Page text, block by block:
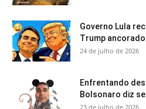
Governo Lula
Trump
24 de julho de 2026
Enfrentando
Bolsonaro diz
23 de julho de 2026